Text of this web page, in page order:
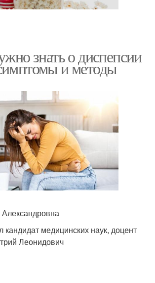
знать о диспепсии
и методы
медицинских наук, доцент
Леонидович